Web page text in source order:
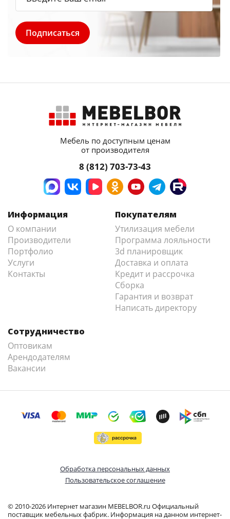
Мебель по доступным ценам
от производителя
8 (812) 703-73-43
Информация
О компании
Производители
Портфолио
Услуги
Контакты
Покупателям
Утилизация мебели
Программа лояльности
3d планировщик
Доставка и оплата
Кредит и рассрочка
Сборка
Гарантия и возврат
Написать директору
Сотрудничество
Оптовикам
Арендодателям
Вакансии
© 2010-2026 Интернет магазин MEBELBOR.ru Официальный
поставщик мебельных фабрик. Информация на данном интернет-
Обработка персональных данных
Пользовательское соглашение